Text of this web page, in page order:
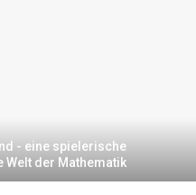
- eine spielerische
Welt der Mathematik